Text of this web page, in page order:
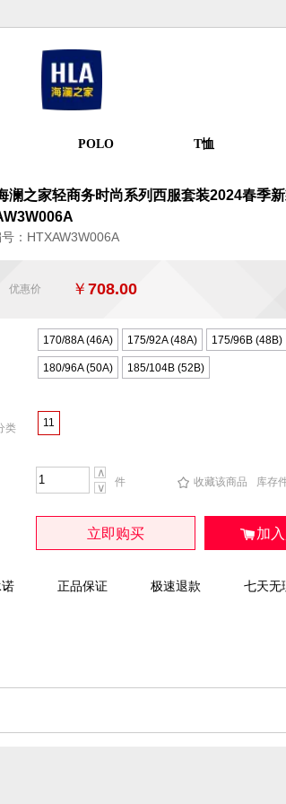
POLO T恤
澜之家轻商务时尚系列西服套装2024春季
：HTXAW3W006A
优惠价 ￥ 708.00
170/88A (46A) 175/92A (48A) 175/96B (48B)
180/96A (50A) 185/104B (52B)
类 11
∧
∨
件 收藏该商品 库存
立即购买 加
正品保证 极速退款 七天无